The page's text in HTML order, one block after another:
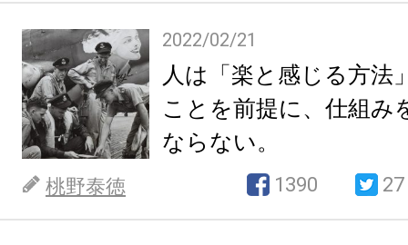
2022/02/21
人は「楽と感じる方法
ことを前提に、仕組み
ならない。
桃野泰徳 1390 27